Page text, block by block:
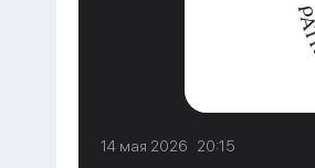
14 мая 2026 20:15